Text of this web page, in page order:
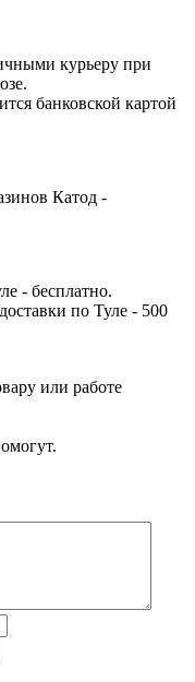
курьеру при
банковской картой
Катод -
- бесплатно.
по Туле - 500
или работе